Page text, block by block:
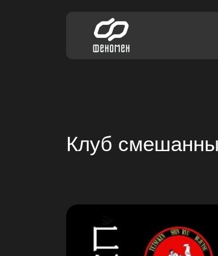
Клуб